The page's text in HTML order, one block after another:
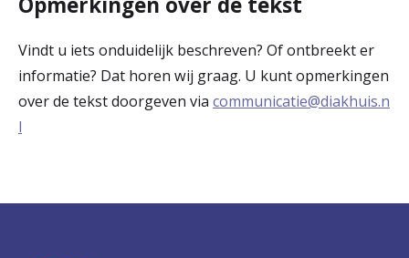
Vindt u iets onduidelijk beschreven? Of ontbreekt er
informatie? Dat horen wij graag. U kunt opmerkingen
over de tekst doorgeven via communicatie@diakhuis.n
l